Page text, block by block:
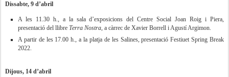
Dissabte, 9 d’abril
A les 11.30 h., a la sala d’exposicions del Centre Social Joan Roig i Piera,
presentació del llibre Terra Nostra, a càrrec de Xavier Borrell i Agustí Argimon.
A partir de les 17.00 h., a la platja de les Salines, presentació Festiuet Spring Break
2022.
Dijous, 14 d’abril